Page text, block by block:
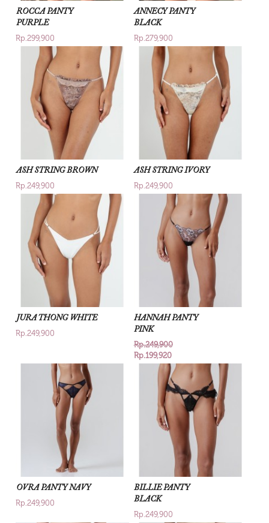
ROCCA PANTY
PURPLE
Rp.299,900
ANNECY PANTY
BLACK
Rp.279,900
ASH STRING BROWN
Rp.249,900
ASH STRING IVORY
Rp.249,900
JURA THONG WHITE
Rp.249,900
HANNAH PANTY
PINK
Rp.249,900
Rp.199,920
OVRA PANTY NAVY
Rp.249,900
BILLIE PANTY
BLACK
Rp.249,900